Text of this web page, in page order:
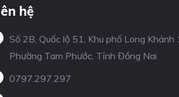
hệ
Số 2B, Quốc lộ 51, Khu phố Long Khánh
Phường Tam Phước, Tỉnh Đồng Nai
0797.297.297